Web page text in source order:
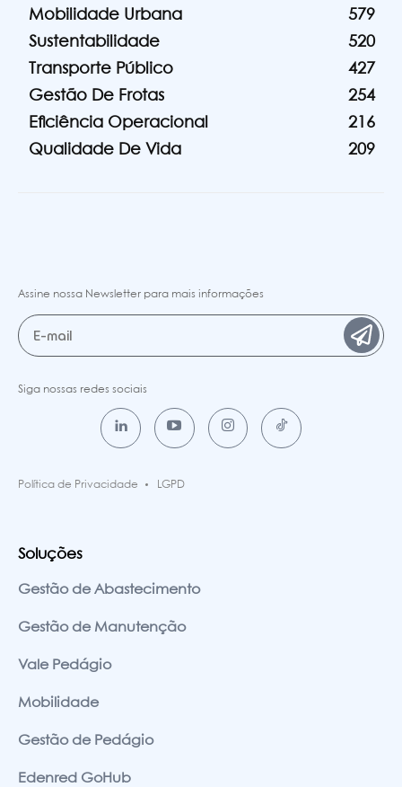
Mobilidade Urbana
579
Sustentabilidade
520
Transporte Público
427
Gestão De Frotas
254
Eficiência Operacional
216
Qualidade De Vida
209
Assine nossa Newsletter para mais informações
Siga nossas redes sociais
Política de Privacidade LGPD
Soluções
Gestão de Abastecimento
Gestão de Manutenção
Vale Pedágio
Mobilidade
Gestão de Pedágio
Edenred GoHub